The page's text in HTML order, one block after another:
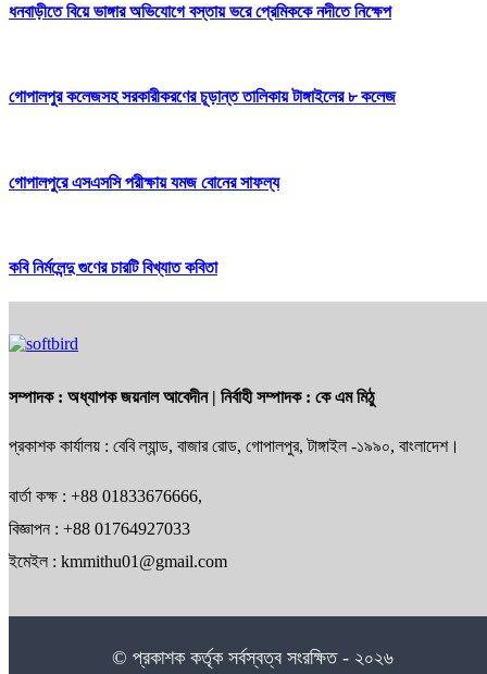
ধনবাড়ীতে বিয়ে ভাঙ্গার অভিযোগে বস্তায় ভরে প্রেমিককে নদীতে নিক্ষেপ
গোপালপুর কলেজসহ সরকারীকরণের চূড়ান্ত তালিকায় টাঙ্গাইলের ৮ কলেজ
গোপালপুরে এসএসসি পরীক্ষায় যমজ বোনের সাফল্য
কবি নির্মলেন্দু গুণের চারটি বিখ্যাত কবিতা
সম্পাদক : অধ্যাপক জয়নাল আবেদীন| নির্বাহী সম্পাদক : কে এম মিঠু
প্রকাশক কার্যালয় : বেবি ল্যান্ড, বাজার রোড, গোপালপুর, টাঙ্গাইল -১৯৯০, বাংলাদেশ।
বার্তা কক্ষ : +88 01833676666,
বিজ্ঞাপন : +88 01764927033
ইমেইল : kmmithu01@gmail.com
© প্রকাশক কর্তৃক সর্বস্বত্ব সংরক্ষিত - ২০২৬